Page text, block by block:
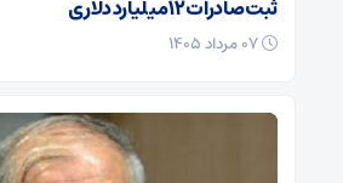
ثبت صادرات ۱۲ میلیارد دلاری